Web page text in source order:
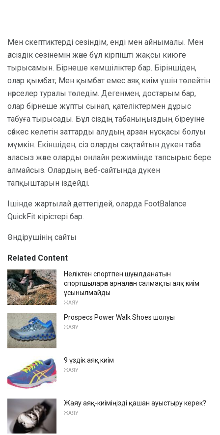
Мен скептиктерді сезіндім, енді мен айнымалы. Мен
әлсіздік сезінемін және бұл кірпішті жақсы киюге
тырысамын. Бірнеше кемшіліктер бар. Біріншіден,
олар қымбат; Мен қымбат емес аяқ киім үшін төлейтін
нәрселер туралы төледім. Дегенмен, достарым бар,
олар бірнеше жұпты сынап, қателіктермен дұрыс
табуға тырысады. Бұл сіздің табаныңыздың біреуіне
сәйкес келетін заттарды алудың арзан нұсқасы болуы
мүмкін. Екіншіден, сіз оларды сақтайтын дүкен таба
аласыз және оларды онлайн режимінде тапсырыс бере
алмайсыз. Олардың веб-сайтында дүкен
тапқыштарын іздейді.
Ішінде жартылай әдеттегідей, оларда FootBalance
QuickFit кірістері бар.
Өндірушінің сайты
Related Content
Неліктен спортпен шұғылданатын
спортшыларға арналған салмақты аяқ киім
ұсынылмайды
ЖАЯУ
Prospecs Power Walk Shoes шолуы
ЖАЯУ
9 үздік аяқ киім
ЖАЯУ
Жаяу аяқ-киіміңізді қашан ауыстыру керек?
ЖАЯУ